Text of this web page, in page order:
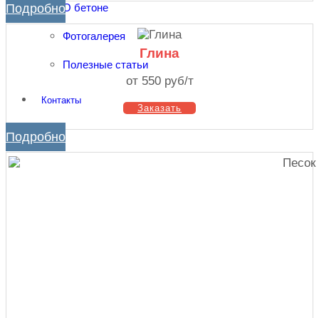
О бетоне
Фотогалерея
Полезные статьи
Контакты
Подробно
Глина
от 550 руб/т
Заказать
Подробно